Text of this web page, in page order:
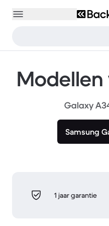
Galaxy
Samsung
1 jaar garantie